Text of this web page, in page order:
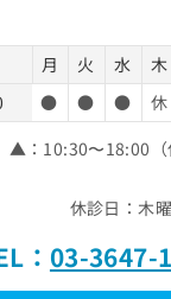
月 火 水 木
● ● ● 休
▲：10:30〜18:00（
休診日：木
： 03-3647-